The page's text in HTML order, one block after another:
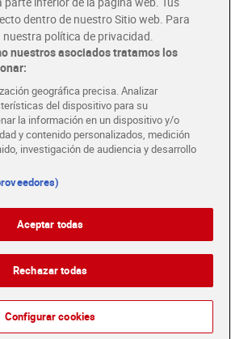
de tus compras.
aquí!
COMER MEJOR CADA DIA
ABRE TU TIENDA DIA CORPORATE
Política de cookies
Condiciones de compra
dentro de nuestro Sitio web. Para
política de privacidad.
nuestros asociados tratamos los
geográfica precisa. Analizar
del dispositivo para su
la información en un dispositivo y/o
y contenido personalizados, medición
investigación de audiencia y desarrollo
Aceptar todas
Rechazar todas
Configurar cookies